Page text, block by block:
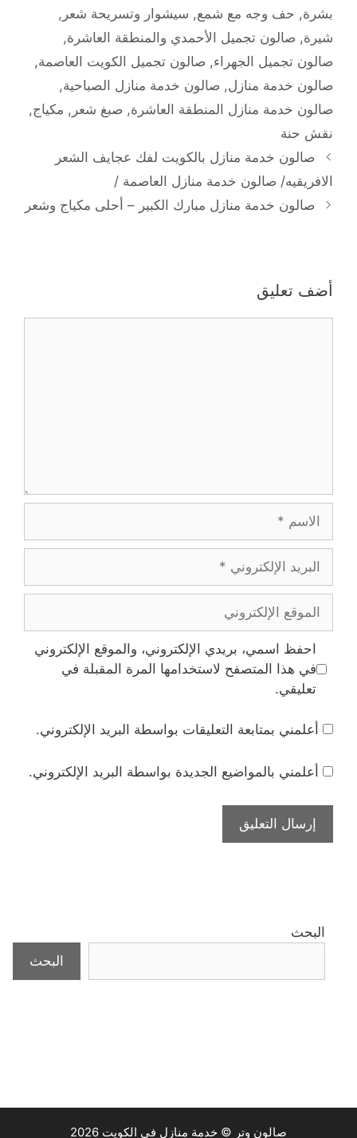
بشرة, حف وجه مع شمع, سيشوار وتسريحة شعر ,
شيرة, صالون تجميل الأحمدي والمنطقة العاشرة,
صالون تجميل الجهراء, صالون تجميل الكويت العاصمة,
صالون خدمة منازل, صالون خدمة منازل الصباحية,
صالون خدمة منازل المنطقة العاشرة, صبغ شعر , مكياج,
نقش حنة
صالون خدمة منازل بالكويت لفك عجايف الشعر
الافريقيه/ صالون خدمة منازل العاصمة /
صالون خدمة منازل مبارك الكبير – أحلى مكياج وشعر
أضف تعليق
الاسم
البريد
الإلكتروني
الموقع
الإلكتروني
احفظ اسمي، بريدي الإلكتروني، والموقع الإلكتروني
في هذا المتصفح لاستخدامها المرة المقبلة في
تعليقي.
أعلمني بمتابعة التعليقات بواسطة البريد الإلكتروني.
أعلمني بالمواضيع الجديدة بواسطة البريد الإلكتروني.
البحث
البحث
صالون وتر © خدمة منازل في الكويت 2026